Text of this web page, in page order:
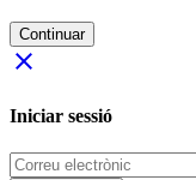
Continuar
close
Iniciar sessió